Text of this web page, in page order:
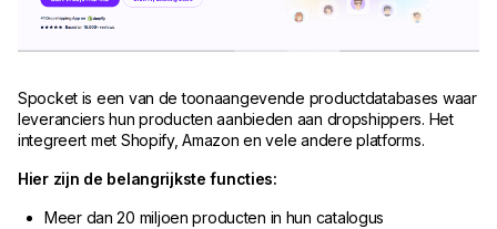
Spocket is een van de toonaangevende productdatabases waar
leveranciers hun producten aanbieden aan dropshippers. Het
integreert met Shopify, Amazon en vele andere platforms.
Hier zijn de belangrijkste functies:
Meer dan 20 miljoen producten in hun catalogus